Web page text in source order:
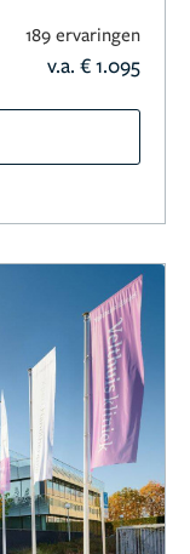
189 ervaringen
v.a. € 1.095